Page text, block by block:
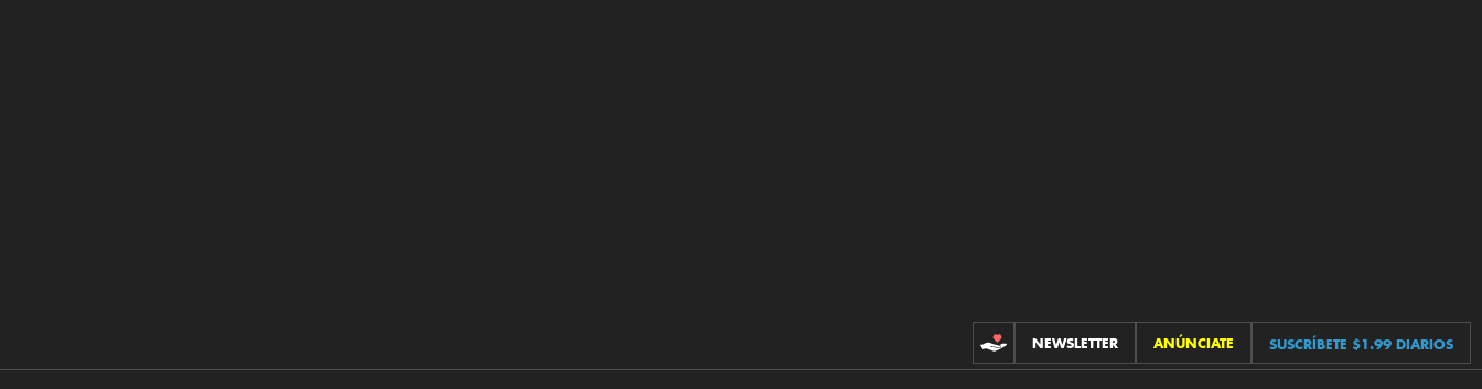
CONTRIBUCIONES
NEWSLETTER ANÚNCIATE SUSCRÍBETE $1.99 DIARIOS